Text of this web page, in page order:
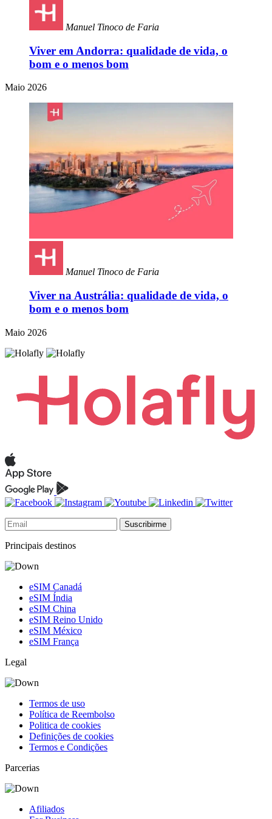
Manuel Tinoco de Faria
Viver em Andorra: qualidade de vida, o
bom e o menos bom
Maio 2026
Manuel Tinoco de Faria
Viver na Austrália: qualidade de vida, o
bom e o menos bom
Maio 2026
Suscribirme
Principais destinos
eSIM Canadá
eSIM Índia
eSIM China
eSIM Reino Unido
eSIM México
eSIM França
Legal
Termos de uso
Política de Reembolso
Politica de cookies
Definições de cookies
Termos e Condições
Parcerias
Afiliados